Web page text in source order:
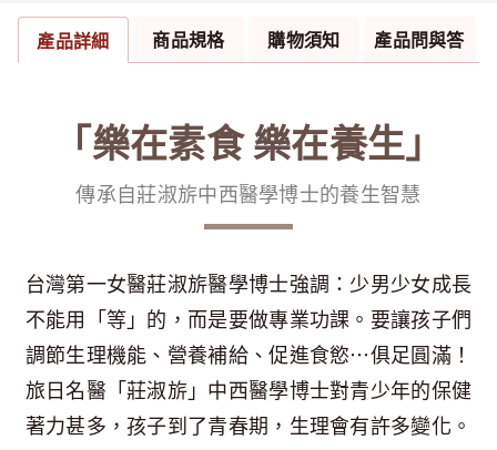
產品詳細 商品規格 購物須知 產品問與答
「樂在素食 樂在養生」
傳承自莊淑旂中西醫學博士的養生智慧
台灣第一女醫莊淑旂醫學博士強調：少男少女成長
不能用「等」的，而是要做專業功課。要讓孩子們
調節生理機能、營養補給、促進食慾⋯俱足圓滿！
旅日名醫「莊淑旂」中西醫學博士對青少年的保健
著力甚多，孩子到了青春期，生理會有許多變化。